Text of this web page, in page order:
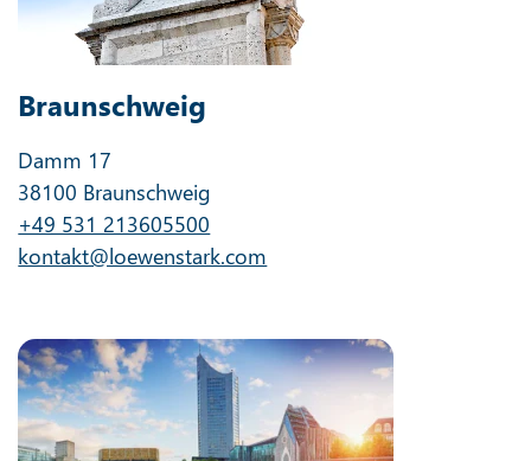
Braunschweig
Damm 17
38100 Braunschweig
+49 531 213605500
kontakt@loewenstark.com